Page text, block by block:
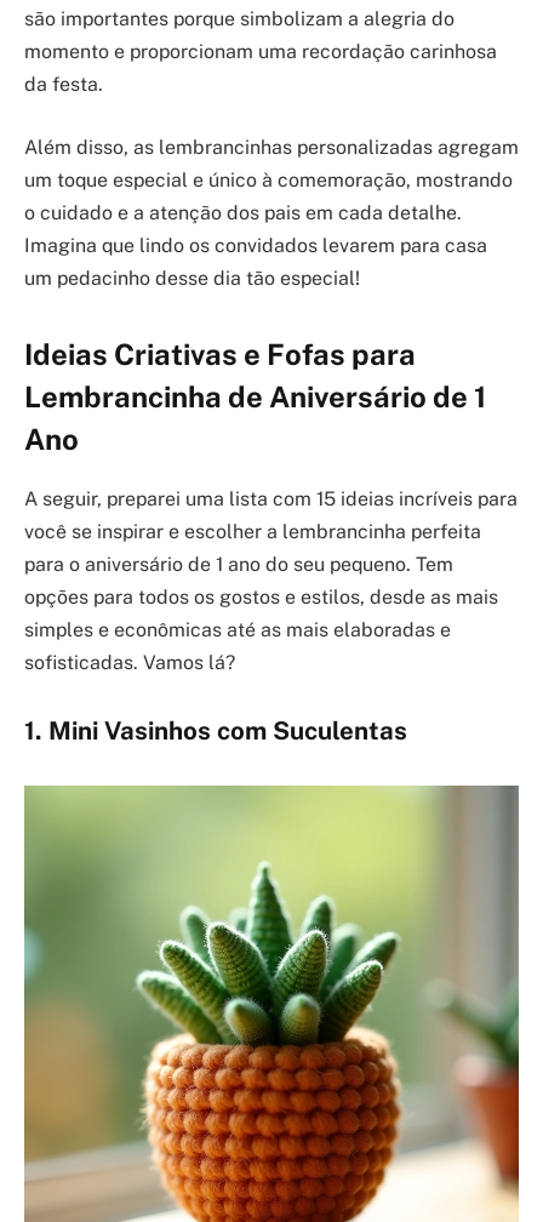
são importantes porque simbolizam a alegria do
momento e proporcionam uma recordação carinhosa
da festa.
Além disso, as lembrancinhas personalizadas agregam
um toque especial e único à comemoração, mostrando
o cuidado e a atenção dos pais em cada detalhe.
Imagina que lindo os convidados levarem para casa
um pedacinho desse dia tão especial!
Ideias Criativas e Fofas para
Lembrancinha de Aniversário de 1
Ano
A seguir, preparei uma lista com 15 ideias incríveis para
você se inspirar e escolher a lembrancinha perfeita
para o aniversário de 1 ano do seu pequeno. Tem
opções para todos os gostos e estilos, desde as mais
simples e econômicas até as mais elaboradas e
sofisticadas. Vamos lá?
1. Mini Vasinhos com Suculentas